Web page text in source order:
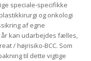
speciale-specifikke
og onkologi
af egne
kan udarbejdes fælles,
/ højrisiko-BCC. Som
til dette vigtige